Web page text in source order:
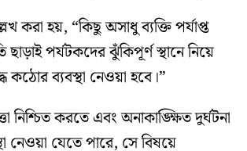
করা হয়, “কিছু অসাধু ব্যক্তি পর্যাপ্ত
ছাড়াই পর্যটকদের ঝুঁকিপূর্ণ স্থানে নিয়ে
কঠোর ব্যবস্থা নেওয়া হবে।”
নিশ্চিত করতে এবং অনাকাঙ্ক্ষিত দুর্ঘটনা
নেওয়া যেতে পারে, সে বিষয়ে